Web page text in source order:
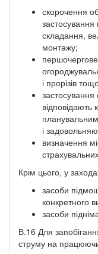
скорочення
застосування
складання,
монтажу;
і прорізів
відповідають
і
визначення
Крім цього, у
засоби
конкретного
засоби
В.16 Для
струму на